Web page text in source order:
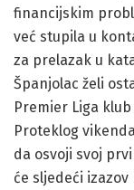
financijskim
već stupila u
za prelazak u
Španjolac želi
Premier Liga
Proteklog
da osvoji svoj
će sljedeći